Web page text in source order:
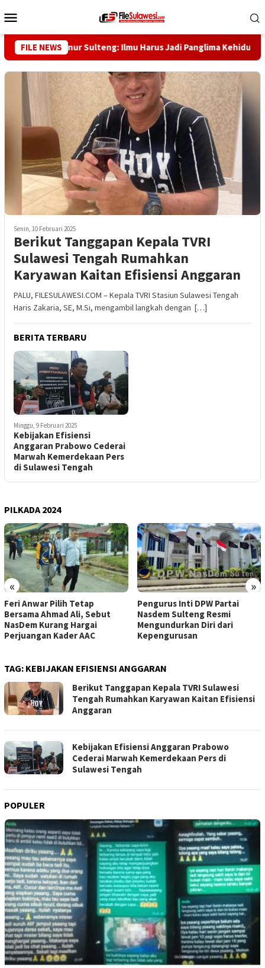
ke
Mobile
FILE NEWS
Gubernur Sulteng: Ilmu Harus Jadi Panglima Kehidupan
Senin, 10 Februari 2025
Berikut Tanggapan Kepala TVRI
Sulawesi Tengah Rumahkan
Karyawan Kaitan Efisiensi Anggaran
PALU, FILESULAWESI.COM – Kepala TVRI Stasiun Sulawesi Tengah
Haris Zakaria, SE, M.Si, mengambil langkah dengan […]
BERITA TERBARU
Minggu, 9 Februari 2025
Kebijakan Efisiensi
Anggaran Prabowo Cederai
Marwah Kemerdekaan Pers
di Sulawesi Tengah
PILKADA 2024
« »
Feri Anwar Pilih Tetap
Bersama Ahmad Ali, Sebut
NasDem Kurang Hargai
Perjuangan Kader AAC
Pengurus Inti DPW Partai
Nasdem Sulteng Resmi
Mengundurkan Diri dari
Kepengurusan
TAG: KEBIJAKAN EFISIENSI ANGGARAN
Berikut Tanggapan Kepala TVRI Sulawesi
Tengah Rumahkan Karyawan Kaitan Efisiensi
Anggaran
Kebijakan Efisiensi Anggaran Prabowo
Cederai Marwah Kemerdekaan Pers di
Sulawesi Tengah
POPULER